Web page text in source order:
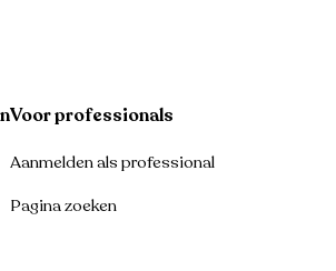
Voor professionals
Aanmelden als professional
Pagina zoeken